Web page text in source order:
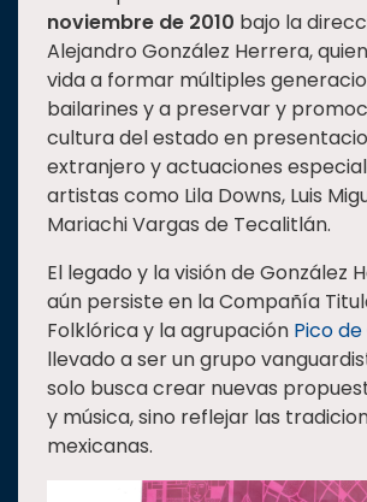
noviembre de 2010 bajo la
Alejandro González Herrera,
vida a formar múltiples
bailarines y a preservar y
cultura del estado en
extranjero y actuaciones
artistas como Lila Downs, Luis
Mariachi Vargas de Tecalitlán.
El legado y la visión de González
aún persiste en la Compañía
Folklórica y la agrupación Pico
llevado a ser un grupo
solo busca crear nuevas
y música, sino reflejar las
mexicanas.